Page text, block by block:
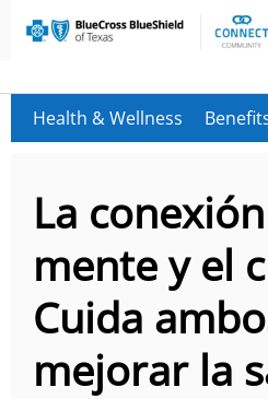
Health & Wellness
La
mente y el
Cuida
mejorar la